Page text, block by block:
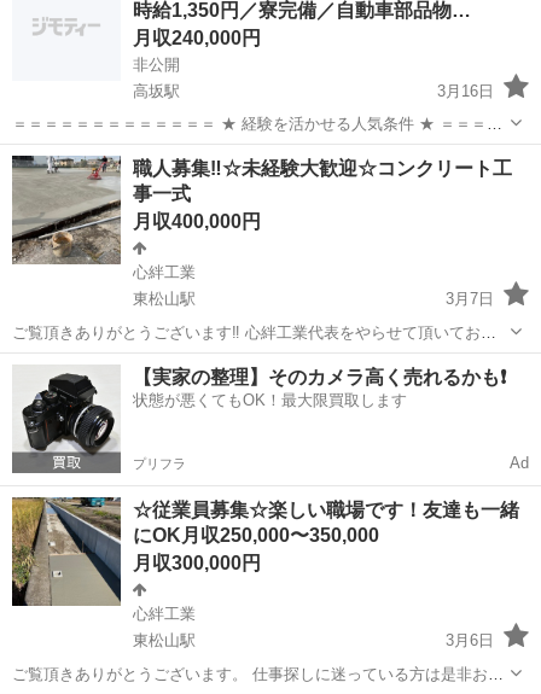
時給1,350円／寮完備／自動車部品物…
月収240,000円
非公開
高坂駅
3月16日
＝＝＝＝＝＝＝＝＝＝＝＝＝ ★ 経験を活かせる人気条件 ★ ＝＝＝＝
＝＝＝＝＝＝＝＝＝ ↓快適に働くには欠かせない条件↓ 「日勤のみ×土
日休み。」 生活リズムを崩さず働きながら 安定して収入を得られる仕
埼玉 比企郡 高坂駅 工場 フォークリフト
職人募集‼️☆未経験大歓迎☆コンクリート工
事一式
月収400,000円
心絆工業
東松山駅
3月7日
ご覧頂きありがとうございます‼️ 心絆工業代表をやらせて頂いており
ます。 今回は、職人募集のお知らせをさせて頂きます。 今回の募集年
齢は20代の方の募集とさせて頂きます。 主に、住宅の外構のコンクリ
ートの仕上げ工事...
埼玉 比企郡 東松山駅 その他
【実家の整理】そのカメラ高く売れるかも❗️
状態が悪くてもOK！最大限買取します
プリフラ Ad
☆従業員募集☆楽しい職場です！友達も一緒
にOK月収250,000〜350,000
月収300,000円
心絆工業
東松山駅
3月6日
ご覧頂きありがとうございます。 仕事探しに迷っている方は是非お越